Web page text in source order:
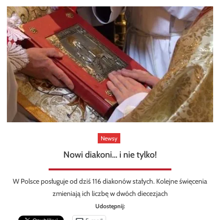
Newsy
Nowi diakoni… i nie tylko!
W Polsce posługuje od dziś 116 diakonów stałych. Kolejne święcenia
zmieniają ich liczbę w dwóch diecezjach
Udostępnij: